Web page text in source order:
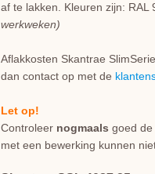
af te lakken. Kleuren zijn: RAL
werkweken)
Aflakkosten Skantrae
dan contact op met de
Let op!
Controleer nogmaals goed
met een bewerking kunnen